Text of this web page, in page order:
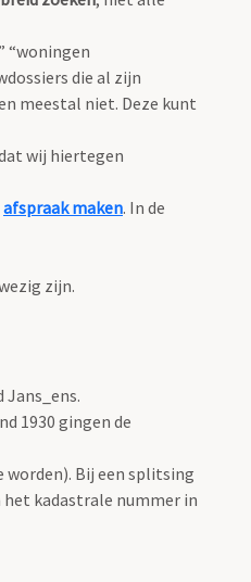
“woningen
die al zijn
meestal niet. Deze kunt
wij hiertegen
afspraak maken. In de
zijn.
1930 gingen de
worden). Bij een splitsing
het kadastrale nummer in